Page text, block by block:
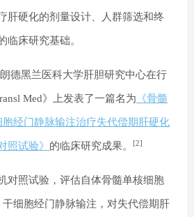
肝硬化的剂量设计、人群筛选和终
临床研究基础。
德黑兰医科大学肝胆研究中心在行
Med》上发表了一篇名为 《骨髓
经门静脉输注治疗失代偿期肝硬化
照试验》 的临床研究成果。 [2]
对照试验，评估自体骨髓单核细胞
干细胞经门静脉输注，对失代偿期肝